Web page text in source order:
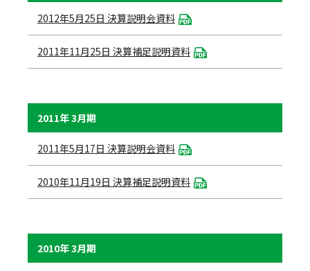
2012年5月25日 決算説明会資料
2011年11月25日 決算補足説明資料
2011年 3月期
2011年5月17日 決算説明会資料
2010年11月19日 決算補足説明資料
2010年 3月期